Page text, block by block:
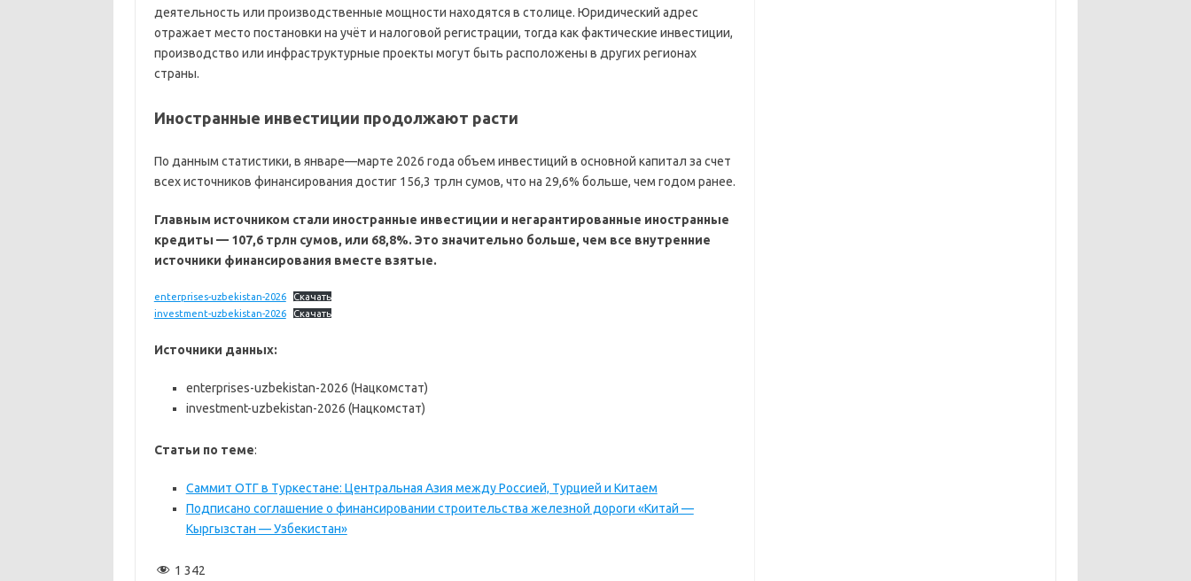
деятельность или производственные мощности находятся в столице. Юридический адрес
отражает место постановки на учёт и налоговой регистрации, тогда как фактические инвестиции,
производство или инфраструктурные проекты могут быть расположены в других регионах
страны.
Иностранные инвестиции продолжают расти
По данным статистики, в январе—марте 2026 года объем инвестиций в основной капитал за счет
всех источников финансирования достиг 156,3 трлн сумов, что на 29,6% больше, чем годом ранее.
Главным источником стали иностранные инвестиции и негарантированные иностранные
кредиты — 107,6 трлн сумов, или 68,8%. Это значительно больше, чем все внутренние
источники финансирования вместе взятые.
enterprises-uzbekistan-2026
Скачать
investment-uzbekistan-2026
Скачать
Источники данных:
enterprises-uzbekistan-2026 (Нацкомстат)
investment-uzbekistan-2026 (Нацкомстат)
Статьи по теме:
Саммит ОТГ в Туркестане: Центральная Азия между Россией, Турцией и Китаем
Подписано соглашение о финансировании строительства железной дороги «Китай —
Кыргызстан — Узбекистан»
1 342